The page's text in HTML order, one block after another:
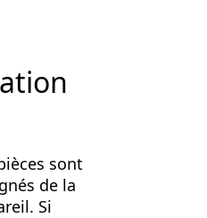
sont
de la
Si